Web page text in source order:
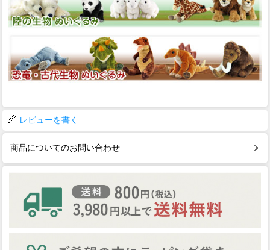
レビューを書く
商品についてのお問い合わせ